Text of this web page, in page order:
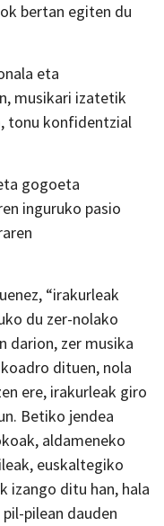
bertan egiten du
eta
musikari izatetik
tonu konfidentzial
gogoeta
inguruko pasio
“irakurleak
du zer-nolako
darion, zer musika
dituen, nola
ere, irakurleak giro
Betiko jendea
aldameneko
euskaltegiko
izango ditu han, hala
pilean dauden